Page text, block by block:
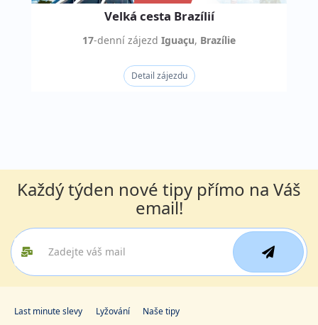
Velká cesta Brazílií
17-denní zájezd Iguaçu, Brazílie
Detail zájezdu
Každý týden nové tipy přímo na Váš
email!
Last minute slevy
Lyžování
Naše tipy